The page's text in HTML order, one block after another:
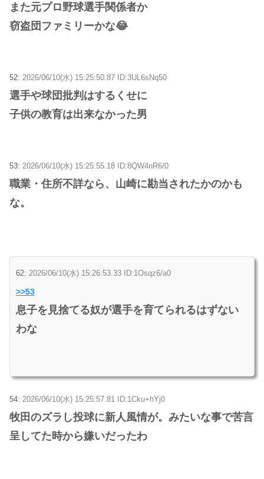
また元プロ野球選手関係者か
窃盗団ファミリーかな😂
52: 2026/06/10(水) 15:25:50.87 ID:3UL6sNq50
選手や球団批判はするくせに
子供の教育は出来なかった男
53: 2026/06/10(水) 15:25:55.18 ID:8QW4nR6/0
職業・住所不詳なら、山崎に勘当されたかのかも
な。
62: 2026/06/10(水) 15:26:53.33 ID:1Osqz6/a0
>>53
息子を見捨てる奴が選手を育てられるはずない
わな
54: 2026/06/10(水) 15:25:57.81 ID:1Cku+hYj0
牧田のズラし投球に新人風情が。みたいな事で苦言
呈してた時から嫌いだったわ